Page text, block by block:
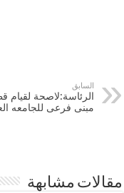
السابق
الرئاسة:لاصحة لقيام
مبنى فرعى للجامعه
مقالات مشابهة